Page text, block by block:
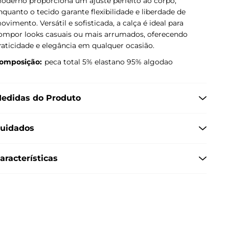
o tecido garante flexibilidade e liberdade de
Versátil e sofisticada, a calça é ideal para
looks casuais ou mais arrumados, oferecendo
e elegância em qualquer ocasião.
peca total 5% elastano 95% algodao
do Produto